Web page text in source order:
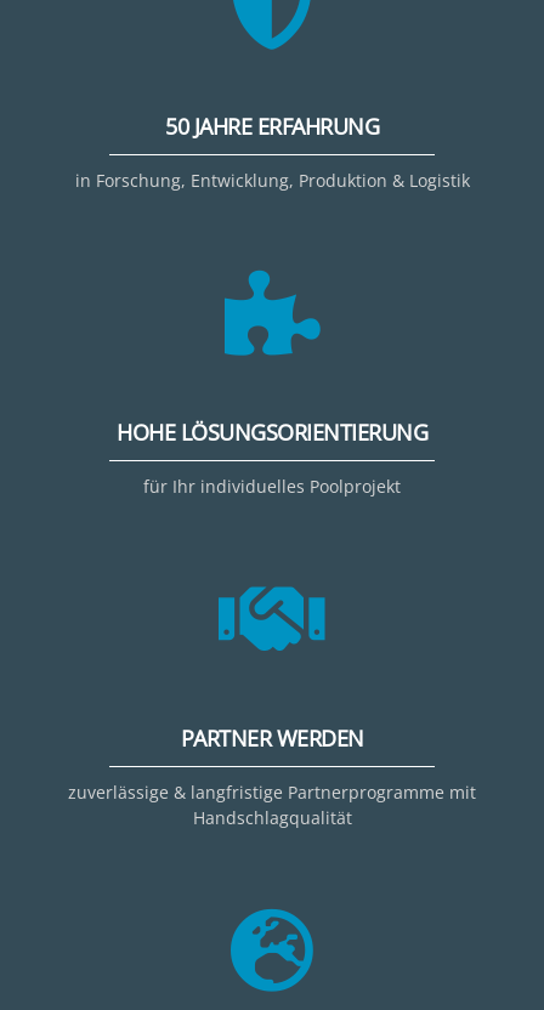
50 JAHRE ERFAHRUNG
in Forschung, Entwicklung, Produktion & Logistik
HOHE LÖSUNGSORIENTIERUNG
für Ihr individuelles Poolprojekt
PARTNER WERDEN
zuverlässige & langfristige Partnerprogramme mit
Handschlagqualität